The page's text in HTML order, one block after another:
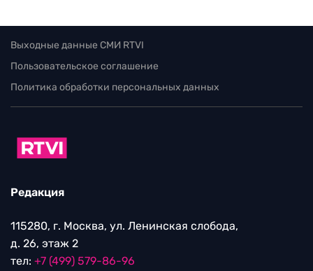
Выходные данные СМИ RTVI
Пользовательское соглашение
Политика обработки персональных данных
Редакция
115280, г. Москва, ул. Ленинская слобода,
д. 26, этаж 2
тел: +7 (499) 579-86-96